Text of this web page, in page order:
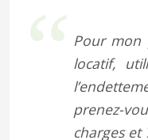
Pour mon
locatif,
prenez-
charges et